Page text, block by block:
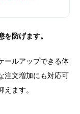
防げます。
ールアップできる体
注文増加にも対応可
ます。